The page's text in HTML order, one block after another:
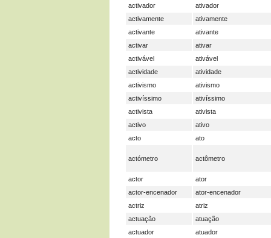
activador
ativador
activamente
ativamente
activante
ativante
activar
ativar
activável
ativável
actividade
atividade
activismo
ativismo
activíssimo
ativíssimo
activista
ativista
activo
ativo
acto
ato
actómetro actômetro
actor
ator
actor-encenador
ator-encenador
actriz
atriz
actuação
atuação
actuador
atuador